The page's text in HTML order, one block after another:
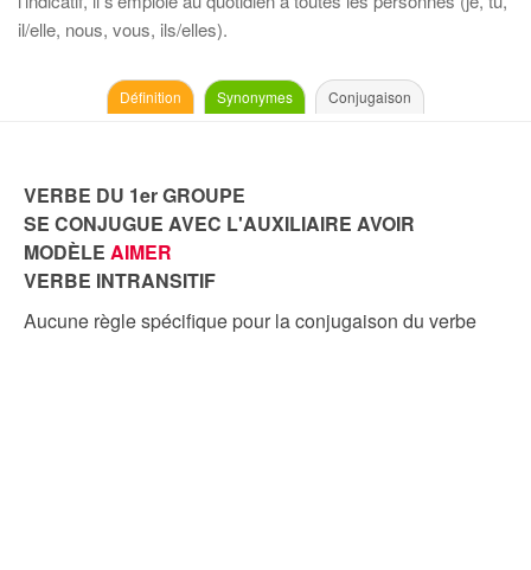
il/elle, nous, vous, ils/elles).
Définition Synonymes Conjugaison
VERBE DU 1er GROUPE
SE CONJUGUE AVEC L'AUXILIAIRE AVOIR
MODÈLE AIMER
VERBE INTRANSITIF
Aucune règle spécifique pour la conjugaison du verbe